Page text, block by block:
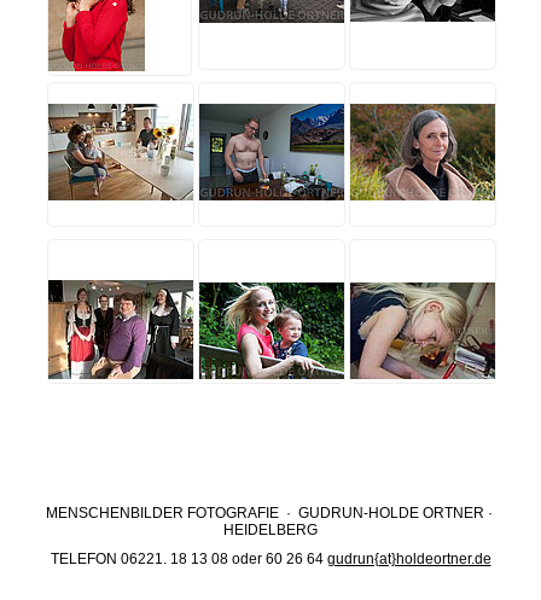
MENSCHENBILDER FOTOGRAFIE · GUDRUN-HOLDE ORTNER ·
HEIDELBERG
TELEFON 06221. 18 13 08 oder 60 26 64 gudrun{at}holdeortner.de